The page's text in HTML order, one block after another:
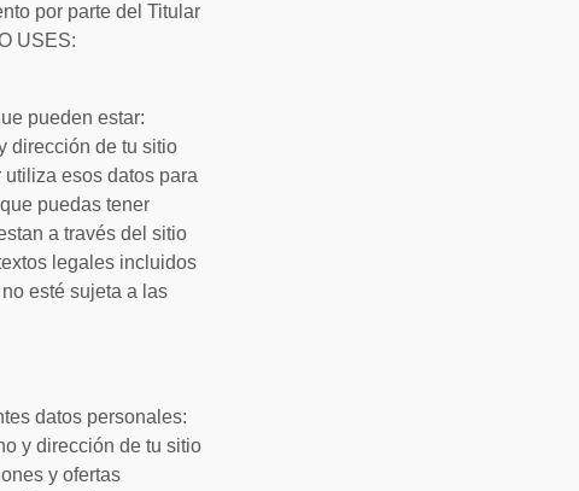
por parte del Titular
USES:
pueden estar:
dirección de tu sitio
esos datos para
puedas tener
a través del sitio
legales incluidos
esté sujeta a las
datos personales:
y dirección de tu sitio
y ofertas